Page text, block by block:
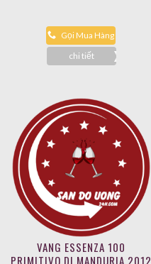
Gọi Mua Hàng
chi tiết
VANG ESSENZA 100
PRIMITIVO DI MANDURIA 2012